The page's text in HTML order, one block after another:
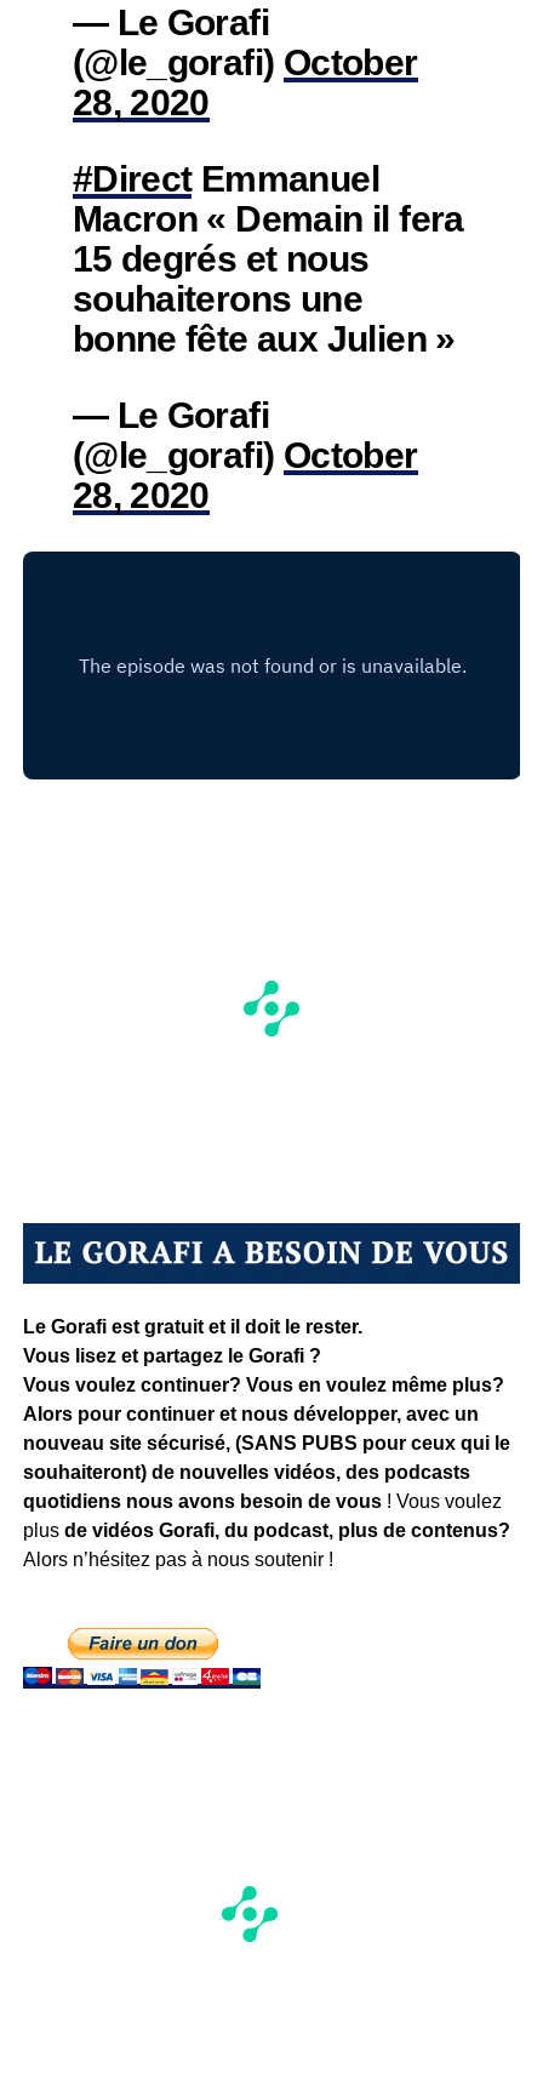
— Le Gorafi
(@le_gorafi) October
28, 2020
#DirectEmmanuel
Macron « Demain il fera
15 degrés et nous
souhaiterons une
bonne fête aux Julien »
— Le Gorafi
(@le_gorafi) October
28, 2020
Le Gorafi est gratuit et il doit le rester.
Vous lisez et partagez le Gorafi ?
Vous voulez continuer? Vous en voulez même plus?
Alors pour continuer et nous développer, avec un
nouveau site sécurisé, (SANS PUBS pour ceux qui le
souhaiteront) de nouvelles vidéos, des podcasts
quotidiens nous avons besoin de vous ! Vous voulez
plus de vidéos Gorafi, du podcast, plus de contenus?
Alors n’hésitez pas à nous soutenir !